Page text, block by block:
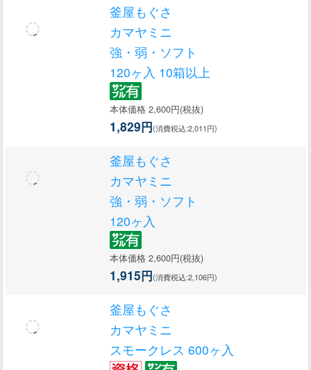
釜屋もぐさ
カマヤミニ
強・弱・ソフト
120ヶ入 10箱以上
本体価格 2,600円(税抜)
1,829円(消費税込:2,011円)
釜屋もぐさ
カマヤミニ
強・弱・ソフト
120ヶ入
本体価格 2,600円(税抜)
1,915円(消費税込:2,106円)
釜屋もぐさ
カマヤミニ
スモークレス 600ヶ入